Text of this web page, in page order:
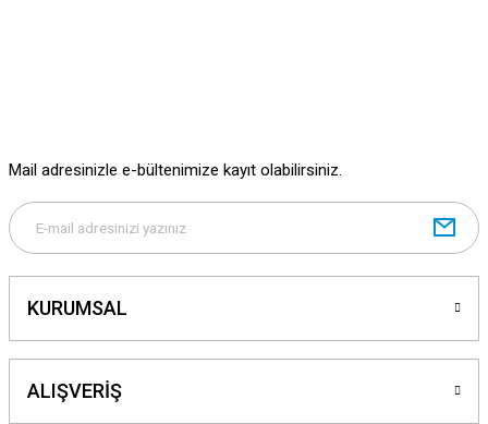
Mail adresinizle e-bültenimize kayıt olabilirsiniz.
KURUMSAL
ALIŞVERİŞ